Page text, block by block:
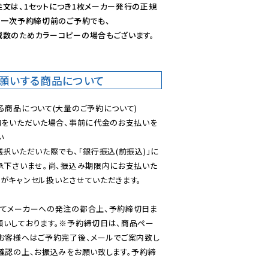
は、1セットにつき1枚メーカー発行の正規
一次予約締切前のご予約でも、
のためカラーコピーの場合もございます。
いする商品について
品について(大量のご予約について)
いただいた場合、事前に代金のお支払いを
いただいた際でも、「銀行振込(前振込)」に
下さいませ。尚、振込み期限内にお支払いた
キャンセル扱いとさせていただきます。
ーカーへの発注の都合上、予約締切日ま
しております。※予約締切日は、商品ペー
客様へはご予約完了後、メールでご案内致し
認の上、お振込みをお願い致します。予約締